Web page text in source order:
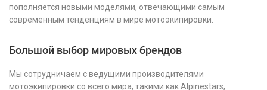
пополняется новыми моделями, отвечающими самым
современным тенденциям в мире мотоэкипировки.
Большой выбор мировых брендов
Мы сотрудничаем с ведущими производителями
мотоэкипировки со всего мира, такими как Alpinestars,